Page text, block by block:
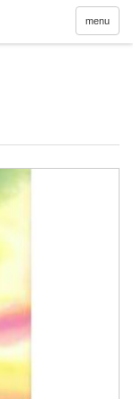
menu